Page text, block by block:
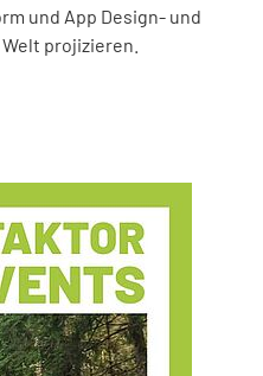
und App Design- und
projizieren.